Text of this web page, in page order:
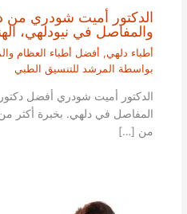
الدكتور أميت شودري من
والمفاصل في نيودلهي،
أطباء دلهي, أفضل أطباء العظام
بواسطة المرشد للتنسيق الطبي
الدكتور أميت شودري أفضل
من […]